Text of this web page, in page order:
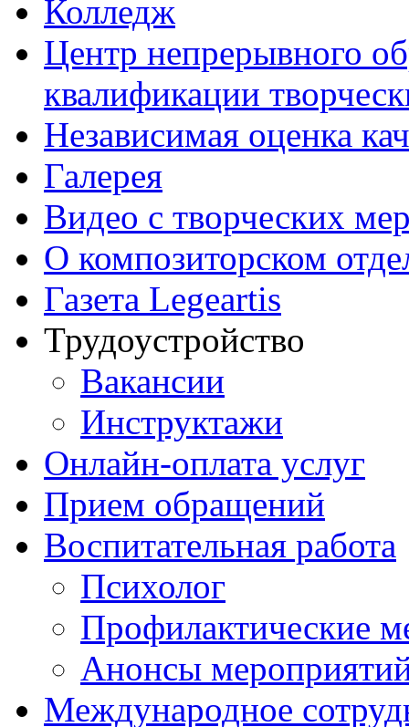
Колледж
Центр непрерывного
квалификации
Независимая оценка
Галерея
Видео с творческих
О композиторском
Газета Legeartis
Трудоустройство
Вакансии
Инструктажи
Онлайн-оплата услуг
Прием обращений
Воспитательная работа
Психолог
Профилактические
Анонсы
Международное